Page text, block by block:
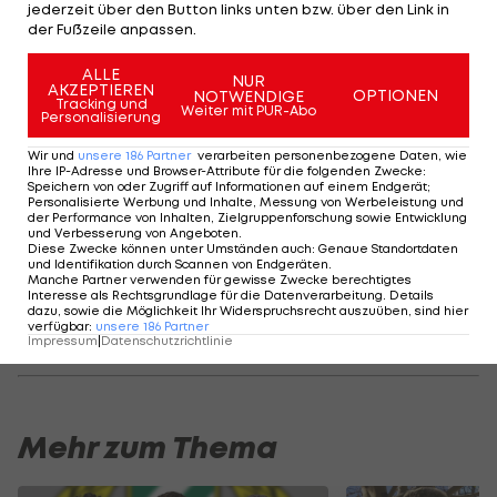
nicht genau für seine Zukunft planen könne, sagt
der einfache ÖFB-Teamspieler: "Nein, tut es nicht.
Ich sehe es eher als Ehre, dass sich viele Vereine
für mich interessieren. Ich kann nur sagen, was ich
einmal am liebsten hätte: Ich will für Barcelona
spielen."
Dass der Wiener Barca-Fans ist, ist längst kein
Geheimnis mehr. "Es ist einfach schön, wie sie
spielen", sagt er.
VIDEO: Ogerls Augerl mit Yusuf Demir
Mehr zum Thema
jederzeit über den Button links unten bzw. über den Link in
der Fußzeile anpassen.
ALLE
AKZEPTIEREN
Tracking und
Personalisierung
NUR
NOTWENDIGE
Weiter mit PUR-Abo
OPTIONEN
Wir und unsere 186 Partner verarbeiten personenbezogene Daten, wie
Ihre IP-Adresse und Browser-Attribute für die folgenden Zwecke:
Speichern von oder Zugriff auf Informationen auf einem Endgerät;
Personalisierte Werbung und Inhalte, Messung von Werbeleistung und
der Performance von Inhalten, Zielgruppenforschung sowie Entwicklung
und Verbesserung von Angeboten.
Diese Zwecke können unter Umständen auch: Genaue Standortdaten
und Identifikation durch Scannen von Endgeräten.
Manche Partner verwenden für gewisse Zwecke berechtigtes
Interesse als Rechtsgrundlage für die Datenverarbeitung. Details
dazu, sowie die Möglichkeit Ihr Widerspruchsrecht auszuüben, sind hier
verfügbar: unsere 186 Partner
Impressum Datenschutzrichtlinie